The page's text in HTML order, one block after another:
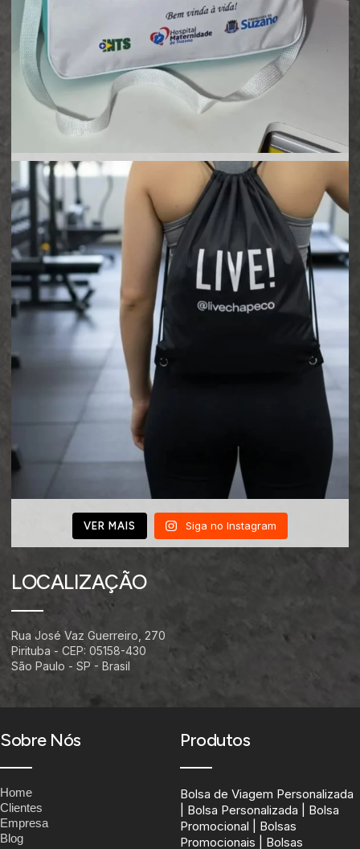
VER MAIS Siga no Instagram
LOCALIZAÇÃO
Rua José Vaz Guerreiro, 270
Pirituba - CEP: 05158-430
São Paulo - SP - Brasil
Sobre Nós
Home
Clientes
Empresa
Blog
Produtos
Bolsa de Viagem Personalizada
| Bolsa Personalizada | Bolsa
Promocional | Bolsas
Promocionais | Bolsas